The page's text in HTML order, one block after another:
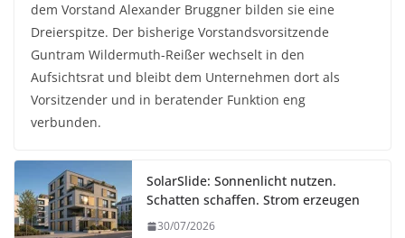
dem Vorstand Alexander Bruggner bilden sie eine
Dreierspitze. Der bisherige Vorstandsvorsitzende
Guntram Wildermuth-Reißer wechselt in den
Aufsichtsrat und bleibt dem Unternehmen dort als
Vorsitzender und in beratender Funktion eng
verbunden.
SolarSlide: Sonnenlicht nutzen.
Schatten schaffen. Strom erzeugen
30/07/2026